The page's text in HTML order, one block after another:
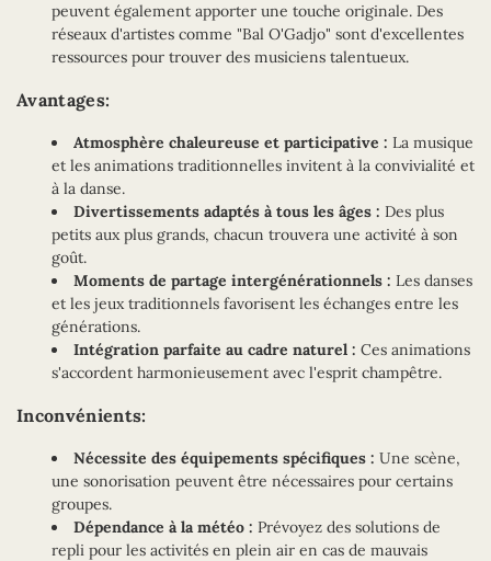
peuvent également apporter une touche originale. Des
réseaux d'artistes comme "Bal O'Gadjo" sont d'excellentes
ressources pour trouver des musiciens talentueux.
Avantages:
Atmosphère chaleureuse et participative : La musique
et les animations traditionnelles invitent à la convivialité et
à la danse.
Divertissements adaptés à tous les âges : Des plus
petits aux plus grands, chacun trouvera une activité à son
goût.
Moments de partage intergénérationnels : Les danses
et les jeux traditionnels favorisent les échanges entre les
générations.
Intégration parfaite au cadre naturel : Ces animations
s'accordent harmonieusement avec l'esprit champêtre.
Inconvénients:
Nécessite des équipements spécifiques : Une scène,
une sonorisation peuvent être nécessaires pour certains
groupes.
Dépendance à la météo : Prévoyez des solutions de
repli pour les activités en plein air en cas de mauvais